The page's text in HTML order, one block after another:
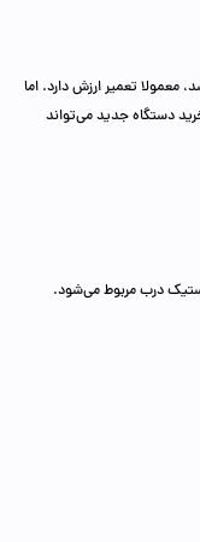
جدید باشد، معمولا تعمیر ارزش دارد. اما
دستگاه جدید می‌تواند
درب مربوط می‌شود.